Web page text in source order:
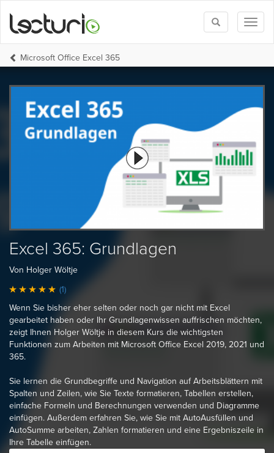
Toggle
search
Microsoft Office Excel 365
Excel 365: Grundlagen
Von Holger Wöltje
(1)
Wenn Sie bisher eher selten oder noch gar nicht mit Excel
gearbeitet haben oder Ihr Grundlagenwissen auffrischen möchten,
zeigt Ihnen Holger Wöltje in diesem Kurs die wichtigsten
Funktionen zum Arbeiten mit Microsoft Office Excel 2019, 2021 und
365.
Sie lernen die Grundbegriffe und Navigation auf Arbeitsblättern mit
Spalten und Zeilen, wie Sie Texte formatieren, Tabellen erstellen,
einfache Formeln und Berechnungen verwenden und Diagramme
einfügen. Außerdem erfahren Sie, wie Sie mit AutoAusfüllen und
AutoSumme arbeiten, Zahlen formatieren und eine Ergebniszeile in
Ihre Tabelle einfügen.